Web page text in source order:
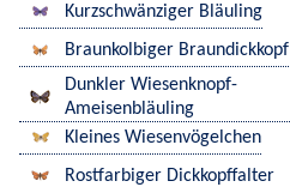
Kurzschwänziger Bläuling
Braunkolbiger Braundickkopf
Dunkler Wiesenknopf-
Ameisenbläuling
Kleines Wiesenvögelchen
Rostfarbiger Dickkopffalter